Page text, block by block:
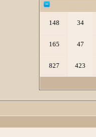
34
148
47
165
423
827